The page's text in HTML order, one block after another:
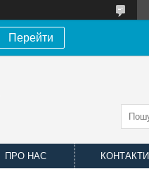
Перейти
ПРО НАС КОНТАКТИ